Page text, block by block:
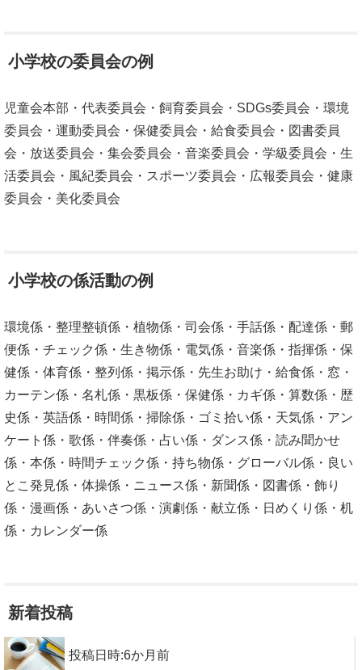
小学校の委員会の例
児童会本部・代表委員会・飼育委員会・SDGs委員会・環境
委員会・運動委員会・保健委員会・給食委員会・図書委員
会・放送委員会・集会委員会・音楽委員会・学級委員会・生
活委員会・風紀委員会・スポーツ委員会・広報委員会・健康
委員会・美化委員会
小学校の係活動の例
環境係・整理整頓係・植物係・司会係・手話係・配達係・郵
便係・チェック係・生き物係・電気係・音楽係・指揮係・保
健係・体育係・整列係・掲示係・先生お助け・給食係・窓・
カーテン係・名札係・黒板係・保健係・カギ係・算数係・歴
史係・英語係・時間係・掃除係・ゴミ拾い係・天気係・アン
ケート係・歌係・伴奏係・占い係・ダンス係・読み聞かせ
係・本係・時間チェック係・持ち物係・グローバル係・良い
とこ発見係・体操係・ニュース係・新聞係・図書係・飾り
係・漫画係・あいさつ係・演劇係・献立係・日めくり係・机
係・カレンダー係
新着投稿
投稿日時:6か月前